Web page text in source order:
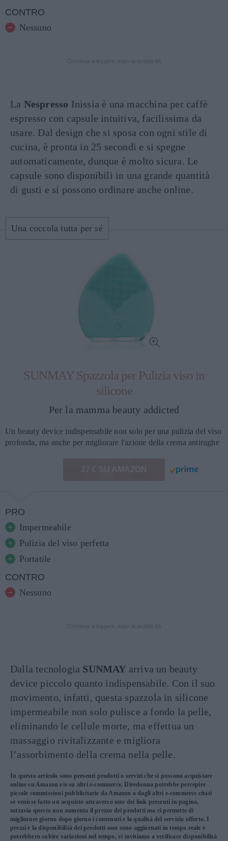
CONTRO
Nessuno
La Nespresso Inissia è una macchina per caffè
espresso con capsule intuitiva, facilissima da
usare. Dal design che si sposa con ogni stile di
cucina, è pronta in 25 secondi e si spegne
automaticamente, dunque è molto sicura. Le
capsule sono disponibili in una grande quantità
di gusti e si possono ordinare anche online.
Una coccola tutta per sé
SUNMAY Spazzola per Pulizia viso in
silicone
Per la mamma beauty addicted
Un beauty device indispensabile non solo per una pulizia del viso
profonda, ma anche per migliorare l'azione della crema antirughe
PRO
Impermeabile
Pulizia del viso perfetta
Portatile
CONTRO
Nessuno
Dalla tecnologia SUNMAY arriva un beauty
device piccolo quanto indispensabile. Con il suo
movimento, infatti, questa spazzola in silicone
impermeabile non solo pulisce a fondo la pelle,
eliminando le cellule morte, ma effettua un
massaggio rivitalizzante e migliora
l’assorbimento della crema nella pelle.
In questo articolo sono presenti prodotti o servizi che si possono acquistare
online su Amazon e/o su altri e-commerce. Diredonna potrebbe percepire
piccole commissioni pubblicitarie da Amazon o dagli altri e-commerce citati
se venisse fatto un acquisto attraverso uno dei link presenti in pagina,
tuttavia questo non aumenta il prezzo dei prodotti ma ci permette di
migliorare giorno dopo giorno i contenuti e la qualità del servizio offerto. I
prezzi e la disponibilità dei prodotti non sono aggiornati in tempo reale e
potrebbero subire variazioni nel tempo, vi invitiamo a verificare disponibilità